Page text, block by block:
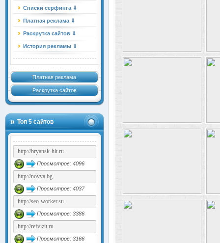
Списки серфинга ⇓
Платная реклама ⇓
Раскрутка сайтов ⇓
История рекламы ⇓
Платная реклама
Раскрутка сайтов
Топ 5 сайтов
Просмотров: 4096
Просмотров: 4037
Просмотров: 3386
Просмотров: 3166